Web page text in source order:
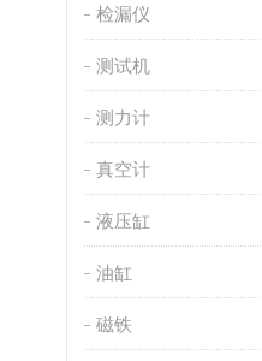
检漏仪
测试机
测力计
真空计
液压缸
油缸
磁铁